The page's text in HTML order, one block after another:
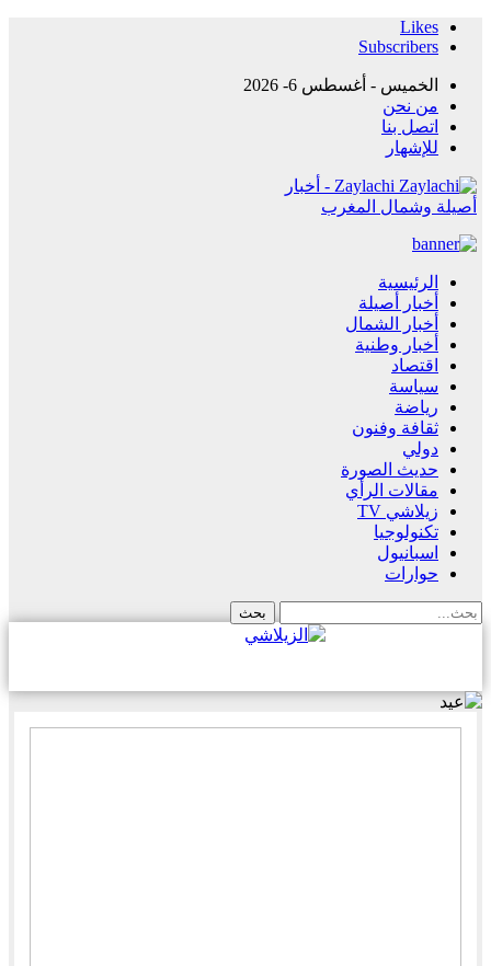
Likes
Subscribers
الخميس - أغسطس 6- 2026
من نحن
اتصل بنا
للإشهار
Zaylachi - أخبار
أصيلة وشمال المغرب
الرئيسية
أخبار أصيلة
أخبار الشمال
أخبار وطنية
اقتصاد
سياسة
رياضة
ثقافة وفنون
دولي
حديث الصورة
مقالات الرأي
زيلاشي TV
تكنولوجيا
اسبانيول
حوارات